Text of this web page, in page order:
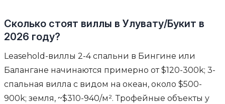
Сколько стоят виллы в Улувату/Букит в
2026 году?
Leasehold-виллы 2-4 спальни в Бингине или
Балангане начинаются примерно от $120-300k; 3-
спальная вилла с видом на океан, около $500-
900k; земля, ~$310-940/м². Трофейные объекты у